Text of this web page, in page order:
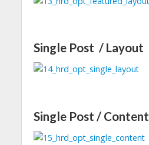
Single Post / Layout
Single Post / Content